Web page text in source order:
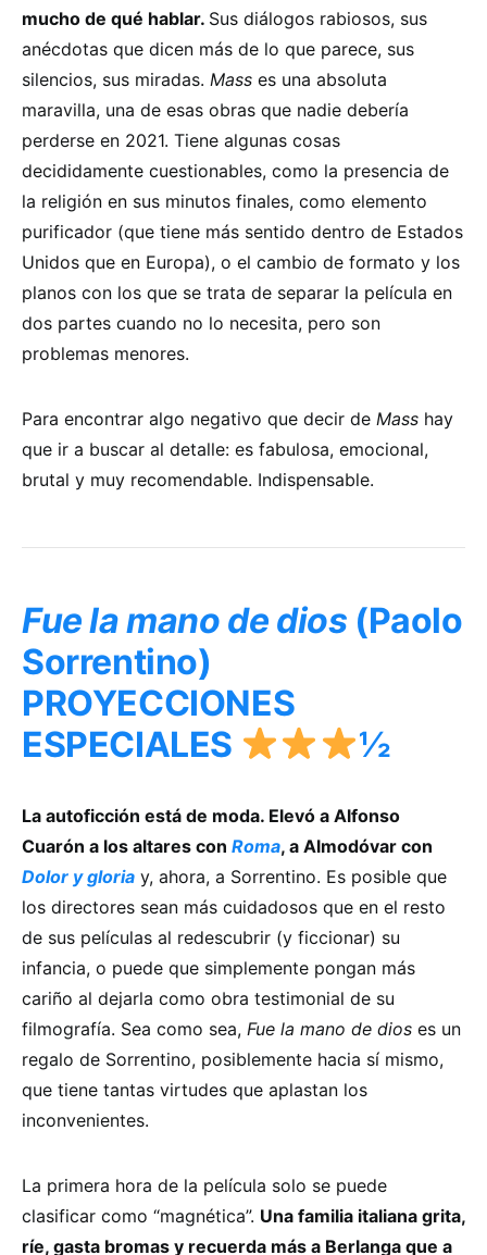
mucho de qué hablar. Sus diálogos rabiosos, sus
anécdotas que dicen más de lo que parece, sus
silencios, sus miradas. Mass es una absoluta
maravilla, una de esas obras que nadie debería
perderse en 2021. Tiene algunas cosas
decididamente cuestionables, como la presencia de
la religión en sus minutos finales, como elemento
purificador (que tiene más sentido dentro de Estados
Unidos que en Europa), o el cambio de formato y los
planos con los que se trata de separar la película en
dos partes cuando no lo necesita, pero son
problemas menores.
Para encontrar algo negativo que decir de Mass hay
que ir a buscar al detalle: es fabulosa, emocional,
brutal y muy recomendable. Indispensable.
Fue la mano de dios (Paolo
Sorrentino)
PROYECCIONES
ESPECIALES
½
La autoficción está de moda. Elevó a Alfonso
Cuarón a los altares con Roma, a Almodóvar con
Dolor y gloria y, ahora, a Sorrentino. Es posible que
los directores sean más cuidadosos que en el resto
de sus películas al redescubrir (y ficcionar) su
infancia, o puede que simplemente pongan más
cariño al dejarla como obra testimonial de su
filmografía. Sea como sea, Fue la mano de dios es un
regalo de Sorrentino, posiblemente hacia sí mismo,
que tiene tantas virtudes que aplastan los
inconvenientes.
La primera hora de la película solo se puede
clasificar como “magnética”. Una familia italiana grita,
ríe, gasta bromas y recuerda más a Berlanga que a